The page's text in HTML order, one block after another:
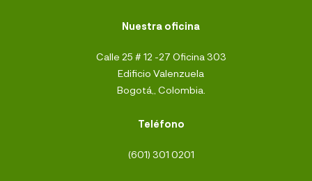
Nuestra oficina
Calle 25 # 12 -27 Oficina 303
Edificio Valenzuela
Bogotá,, Colombia.
Teléfono
(601) 301 0201